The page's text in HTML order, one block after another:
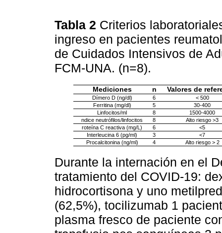
Tabla 2 Criterios
ingreso en pacientes
de Cuidados Intensivos de
FCM-UNA. (n=8).
Mediciones n Valores de
Dímero D (ng/dl) 6
< 500
Ferritina (mg/dl)
5
30-400
Linfocitos/ml
8
1500-4000
ndice neutrófilos/linfocitos
8
Alto riesgo >3
roteína C reactiva (mg/L)
6
<5
Interleucina 6 (pg/ml)
3
<7
Procalcitonina (ng/ml)
4 Alto riesgo > 2
Durante la internación en el
tratamiento del COVID-19:
hidrocortisona y uno
(62,5%), tocilizumab 1
plasma fresco de paciente